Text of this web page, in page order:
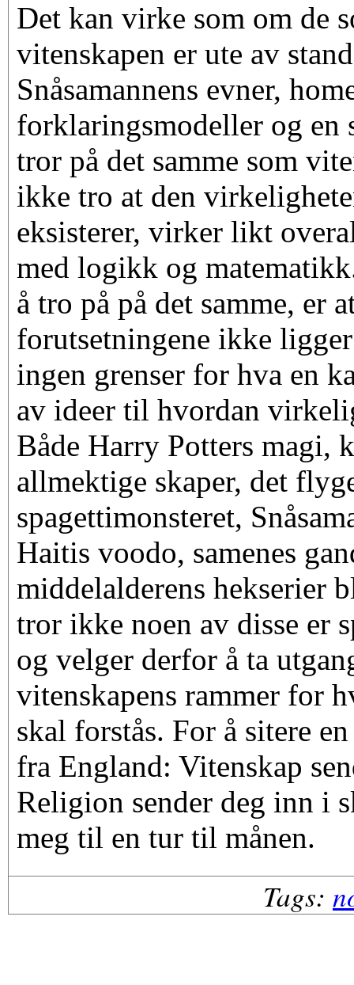
Det kan virke som om de
vitenskapen er ute av
Snåsamannens evner,
forklaringsmodeller og en
tror på det samme som
ikke tro at den
eksisterer, virker likt
med logikk og
å tro på på det samme, er
forutsetningene ikke
ingen grenser for hva en
av ideer til hvordan
Både Harry Potters magi,
allmektige skaper, det
spagettimonsteret,
Haitis voodo, samenes
middelalderens hekserier
tror ikke noen av disse er
og velger derfor å ta
vitenskapens rammer for
skal forstås. For å sitere
fra England: Vitenskap
Religion sender deg inn i
meg til en tur til månen.
Tags: